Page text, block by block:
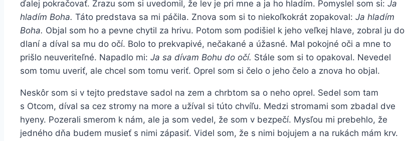
ďalej pokračovať. Zrazu som si uvedomil, že lev je pri mne a ja ho hladím. Pomyslel som si: Ja
hladím Boha. Táto predstava sa mi páčila. Znova som si to niekoľkokrát zopakoval: Ja hladím
Boha. Objal som ho a pevne chytil za hrivu. Potom som podišiel k jeho veľkej hlave, zobral ju do
dlaní a díval sa mu do očí. Bolo to prekvapivé, nečakané a úžasné. Mal pokojné oči a mne to
prišlo neuveriteľné. Napadlo mi: Ja sa dívam Bohu do očí. Stále som si to opakoval. Nevedel
som tomu uveriť, ale chcel som tomu veriť. Oprel som si čelo o jeho čelo a znova ho objal.
Neskôr som si v tejto predstave sadol na zem a chrbtom sa o neho oprel. Sedel som tam
s Otcom, díval sa cez stromy na more a užíval si túto chvíľu. Medzi stromami som zbadal dve
hyeny. Pozerali smerom k nám, ale ja som vedel, že som v bezpečí. Mysľou mi prebehlo, že
jedného dňa budem musieť s nimi zápasiť. Videl som, že s nimi bojujem a na rukách mám krv.